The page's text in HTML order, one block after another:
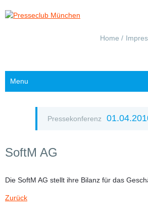
Navigation
Home
Menu
Pressekonferenz
SoftM AG
Die SoftM AG stellt ihre Bilanz für das
Zurück